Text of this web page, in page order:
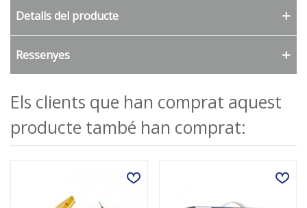
Detalls del producte
Ressenyes
Els clients que han comprat aquest
producte també han comprat: